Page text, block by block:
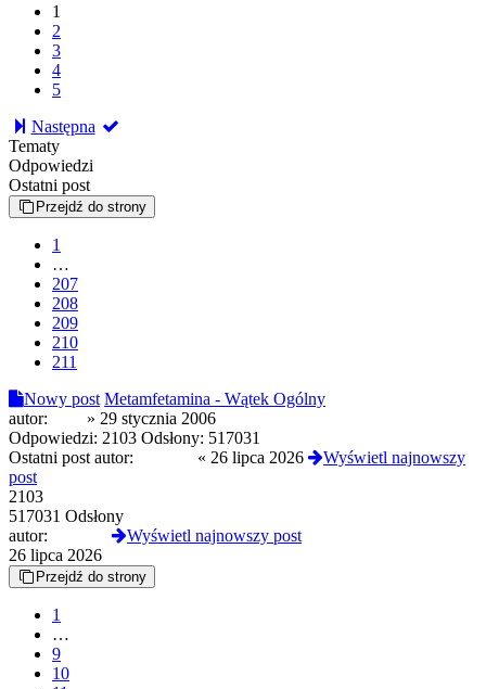
1
2
3
4
5
Następna
Tematy
Odpowiedzi
Ostatni post
Przejdź do strony
1
…
207
208
209
210
211
Nowy post Metamfetamina - Wątek Ogólny
autor:
» 29 stycznia 2006
Odpowiedzi: 2103 Odsłony: 517031
Ostatni post autor:
« 26 lipca 2026
Wyświetl najnowszy
post
2103
517031 Odsłony
autor:
Wyświetl najnowszy post
26 lipca 2026
Przejdź do strony
1
…
9
10